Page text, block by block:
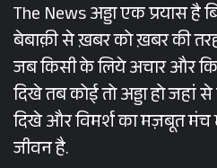
The News अड्डा एक प्रयास है
बेबाक़ी से ख़बर को ख़बर की
जब किसी के लिये अचार और
दिखे तब कोई तो अड्डा हो जहां
दिखे और विमर्श का मज़बूत मंच
जीवन है.